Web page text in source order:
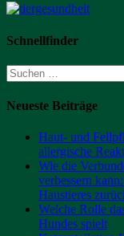
Schnellfinder
Suchen
nach:
Neueste Beiträge
Haut- und
allergische
Wie die
verbessern
Haustieres
Welche Rolle
Hundes spielt